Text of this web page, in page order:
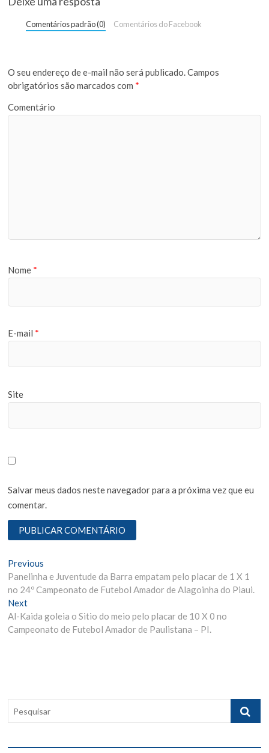
Comentários padrão (0) Comentários do Facebook
O seu endereço de e-mail não será publicado.Campos
obrigatórios são marcados com *
Comentário
Nome *
E-mail *
Site
Salvar meus dados neste navegador para a próxima vez que eu
comentar.
N
a
v
e
ã
o
Previous
r
e
i
o
t
:
Panelinha e Juventude da Barra empatam pelo placar de 1 X 1
no 24º Campeonato de Futebol Amador de Alagoinha do Piaui.
Next
e
x
:
Al-Kaida goleia o Sitio do meio pelo placar de 10 X 0 no
Campeonato de Futebol Amador de Paulistana – PI.
q